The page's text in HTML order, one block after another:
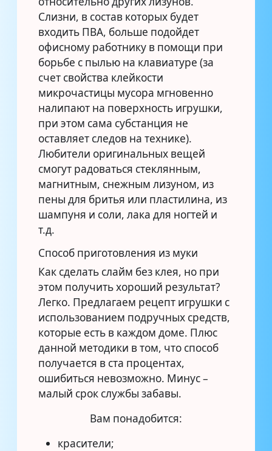
Слизни, в состав которых будет
входить ПВА, больше подойдет
офисному работнику в помощи при
борьбе с пылью на клавиатуре (за
счет свойства клейкости
микрочастицы мусора мгновенно
налипают на поверхность игрушки,
при этом сама субстанция не
оставляет следов на технике).
Любители оригинальных вещей
смогут радоваться стеклянным,
магнитным, снежным лизуном, из
пены для бритья или пластилина, из
шампуня и соли, лака для ногтей и
т.д.
Способ приготовления из муки
Как сделать слайм без клея, но при
этом получить хороший результат?
Легко. Предлагаем рецепт игрушки с
использованием подручных средств,
которые есть в каждом доме. Плюс
данной методики в том, что способ
получается в ста процентах,
ошибиться невозможно. Минус –
малый срок службы забавы.
Вам понадобится:
красители;